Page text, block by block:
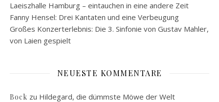
Laeiszhalle Hamburg – eintauchen in eine andere Zeit
Fanny Hensel: Drei Kantaten und eine Verbeugung
Großes Konzerterlebnis: Die 3. Sinfonie von Gustav Mahler,
von Laien gespielt
NEUESTE KOMMENTARE
Bock zu Hildegard, die dümmste Möwe der Welt